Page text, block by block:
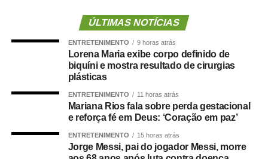
Os servidores apontam ainda incoerência entre discurso
e prática da administração municipal. Durante a
inauguração da Unidade de Saúde da Família (USF) do
bairro Pedregal, o prefeito teria afirmado que não
autorizaria férias sem a devida substituição de
profissionais, o que reforçou a percepção de tratamento
desigual dentro da pasta.
Danielle Carmona é servidora efetiva do município e atua
ÚLTIMAS NOTÍCIAS
ENTRETENIMENTO 9 horas atrás
Lorena Maria exibe corpo definido de
biquíni e mostra resultado de cirurgias
plásticas
ENTRETENIMENTO 11 horas atrás
Mariana Rios fala sobre perda gestacional
e reforça fé em Deus: ‘Coração em paz’
ENTRETENIMENTO 15 horas atrás
Jorge Messi, pai do jogador Messi, morre